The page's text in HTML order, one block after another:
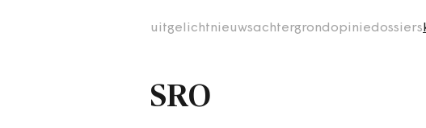
uitgelichtnieuwsachtergrond opiniedossiers
SRO